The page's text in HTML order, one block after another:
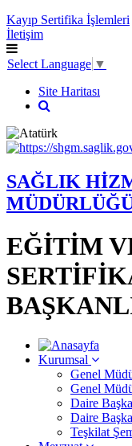
Kayıp Sertifika İşlemleri
İletişim
Select Language ▼
Site Haritası
SAĞLIK
EĞİTİM
Kurumsal
Genel
Genel
Daire
Daire
Teşkilat